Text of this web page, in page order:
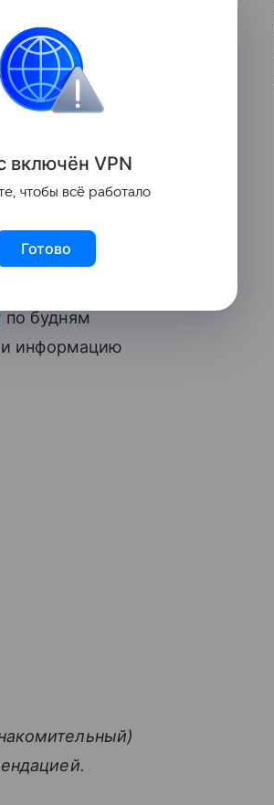
рубля до
биржи. В результате,
внебиржевой
по будням
и информацию
включён VPN
чтобы всё работало
Готово